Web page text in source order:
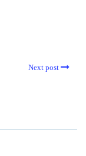
Next post